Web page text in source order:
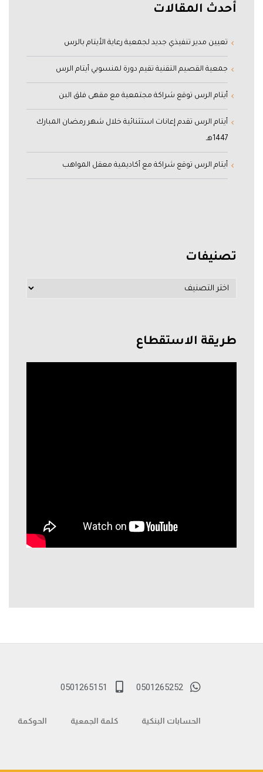
أحدث المقالات
تعيين مدير تنفيذي جديد لجمعية رعاية الأيتام بالرس
جمعية القصيم التقنية تقيم دورة لمنسوبي أيتام الرس
أيتام الرس توقع شراكة مجتمعية مع مقهى فلق البن
أيتام الرس تقدم إعانات استثنائية خلال شهر رمضان المبارك
1447هـ
أيتام الرس توقع شراكة مع أكاديمية معقل المواهب
تصنيفات
طريقة الاستقطاع
0501265252
0501265151
الحسابات البنكية كلمة الجمعية الحوكمة